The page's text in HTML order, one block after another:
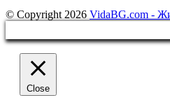
© Copyright 2026 VidaBG.com -
Close